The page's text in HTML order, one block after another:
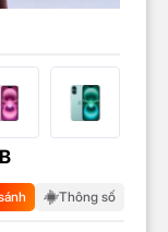
Thông số